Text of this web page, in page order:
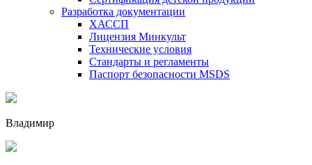
Разработка документации
ХАССП
Лицензия Минкульт
Технические условия
Стандарты и регламенты
Паспорт безопасности MSDS
Владимир